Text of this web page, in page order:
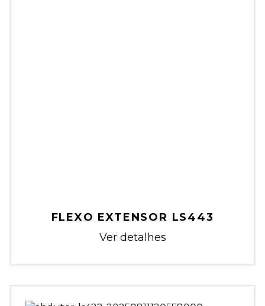
FLEXO EXTENSOR LS443
Ver detalhes